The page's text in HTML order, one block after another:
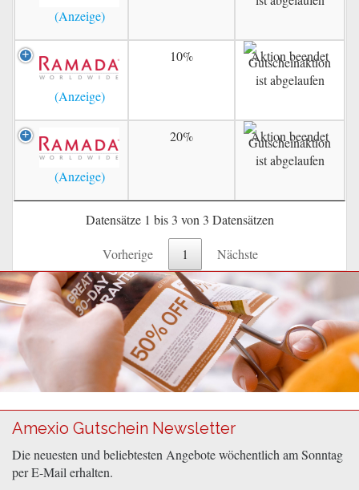
10% Aktion beendet
20% Aktion beendet
Datensätze 1 bis 3 von 3 Datensätzen
Vorherige 1 Nächste
Amexio Gutschein Newsletter
Die neuesten und beliebtesten Angebote wöchentlich am Sonntag
per E-Mail erhalten.